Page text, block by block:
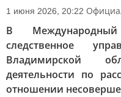
1 июня 2026, 20:22
В
следственное
Владимирской
деятельности по
отношении